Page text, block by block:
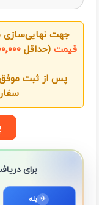
جهت نهایی‌سازی
قیمت (حداقل۵۰۰٬۰۰۰
پس از ثبت موفق
برای
✈ بله